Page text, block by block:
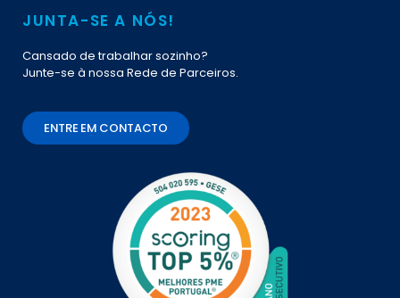
JUNTA-SE A NÓS!
Cansado de trabalhar sozinho?
Junte-se à nossa Rede de Parceiros.
ENTRE EM CONTACTO